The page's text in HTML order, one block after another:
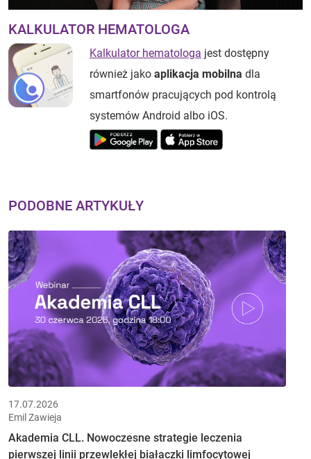
KALKULATOR HEMATOLOGA
Kalkulator hematologa jest dostępny
również jako aplikacja mobilna dla
smartfonów pracujących pod kontrolą
systemów Android albo iOS.
PODOBNE ARTYKUŁY
17.07.2026
Emil Zawieja
Akademia CLL. Nowoczesne strategie leczenia
pierwszej linii przewlekłej białaczki limfocytowej